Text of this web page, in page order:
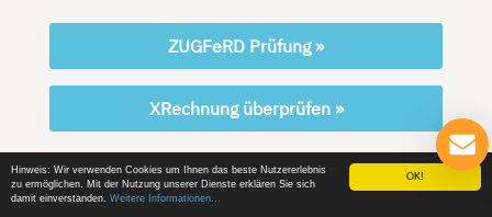
OK!
Hinweis: Wir verwenden Cookies um Ihnen das beste Nutzererlebnis
zu ermöglichen. Mit der Nutzung unserer Dienste erklären Sie sich
damit einverstanden. Weitere Informationen...
ZUGFeRD Prüfung »
XRechnung überprüfen »
ZUGFeRD Programm »